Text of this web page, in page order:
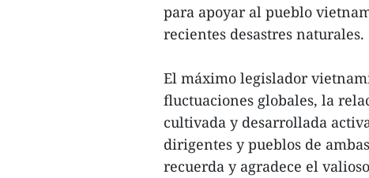
para apoyar al pueblo
recientes desastres naturales.
El máximo legislador
fluctuaciones globales, la
cultivada y desarrollada
dirigentes y pueblos de
recuerda y agradece el